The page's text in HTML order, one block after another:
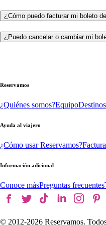
¿Cómo puedo facturar mi boleto
¿Puedo cancelar o cambiar mi
Reservamos
¿Quiénes somos?Equipo
Ayuda al viajero
¿Cómo usar Reservamos?
Información adicional
Conoce másPreguntas frecuentes
© 2012-2026 Reservamos.